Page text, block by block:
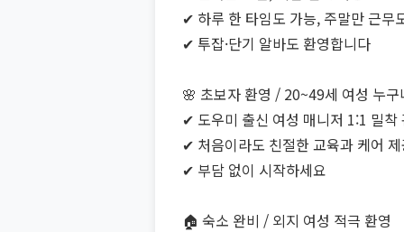
✔ 하루 한 타임도 가능, 주말만 근무
✔ 투잡·단기 알바도 환영합니다
🌸 초보자 환영 / 20~49세 여성 누구
✔ 도우미 출신 여성 매니저 1:1 밀착
✔ 처음이라도 친절한 교육과 케어
✔ 부담 없이 시작하세요
🏠 숙소 완비 / 외지 여성 적극 환영